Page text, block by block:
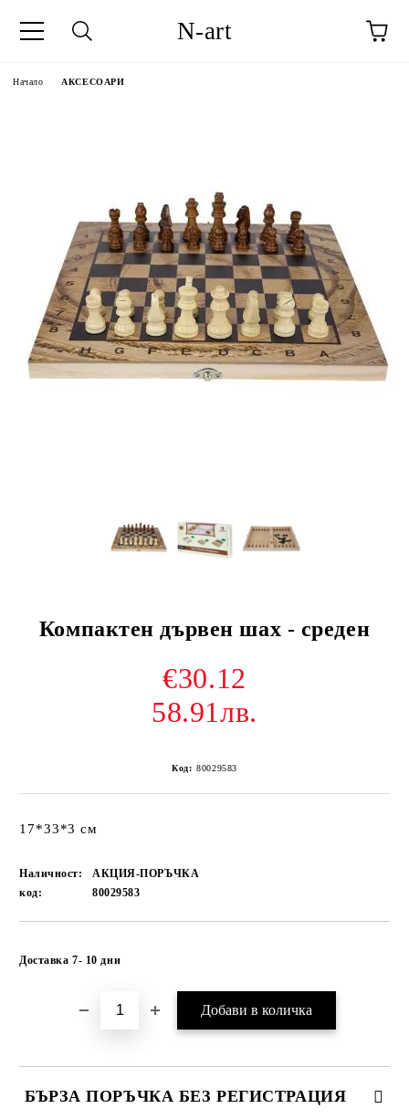
N-art
Начало АКСЕСОАРИ
Компактен дървен шах - среден
€30.12
58.91лв.
Код: 80029583
17*33*3 см
Наличност:
АКЦИЯ-ПОРЪЧКА
код:
80029583
Доставка 7- 10 дни
БЪРЗА ПОРЪЧКА БЕЗ РЕГИСТРАЦИЯ